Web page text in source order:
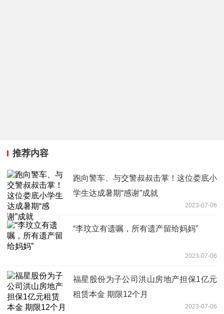
推荐内容
跑向警车、与交警叔叔击掌！这位娄底小
学生达成暑期“感谢”成就
2023-07-06
“李玟立有遗嘱，所有遗产留给妈妈”
2023-07-06
福星股份为子公司洪山房地产担保1亿元
租赁本金 期限12个月
2023-07-06